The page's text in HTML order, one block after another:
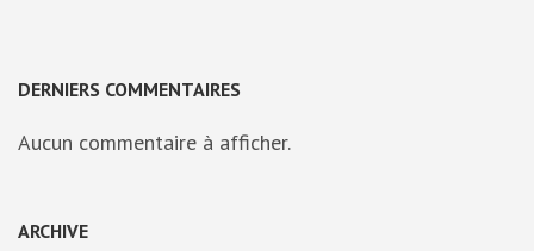
DERNIERS COMMENTAIRES
Aucun commentaire à afficher.
ARCHIVE